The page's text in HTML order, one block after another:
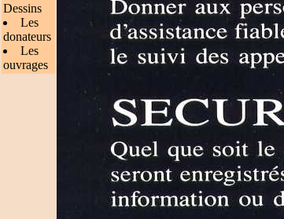
Dessins
Les
donateurs
Les
ouvrages